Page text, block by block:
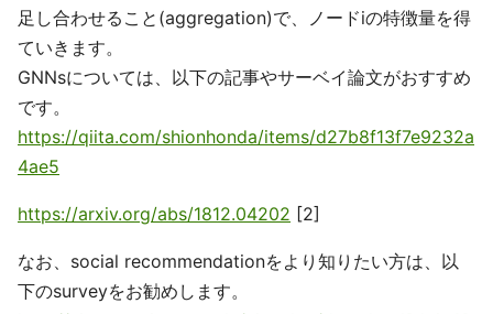
足し合わせること(aggregation)で、ノードiの特徴量を得
ていきます。
GNNsについては、以下の記事やサーベイ論文がおすすめ
です。
https://qiita.com/shionhonda/items/d27b8f13f7e9232a
4ae5
https://arxiv.org/abs/1812.04202 [2]
なお、social recommendationをより知りたい方は、以
下のsurveyをお勧めします。